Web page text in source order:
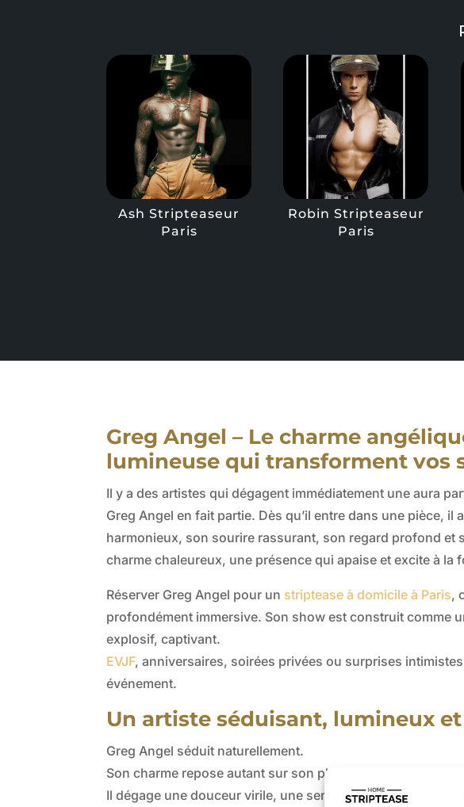
Ash Stripteaseur
Paris
Robin Stripteaseur
Paris
Greg Angel – Le charme
lumineuse qui transforment vos
Il y a des artistes qui dégagent immédiatement une aura
Greg Angel en fait partie. Dès qu’il entre dans une pièce,
harmonieux, son sourire rassurant, son regard profond et
charme chaleureux, une présence qui apaise et excite à la
Réserver Greg Angel pour un striptease à domicile à Paris,
profondément immersive. Son show est construit comme
explosif, captivant.
EVJF, anniversaires, soirées privées ou surprises
événement.
Un artiste séduisant, lumineux
Greg Angel séduit naturellement.
Son charme repose autant sur son physique que sur son
Il dégage une douceur virile, une sensualité maîtrisée, une